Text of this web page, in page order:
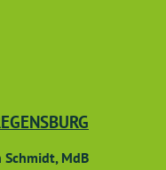
Schmidt, MdB